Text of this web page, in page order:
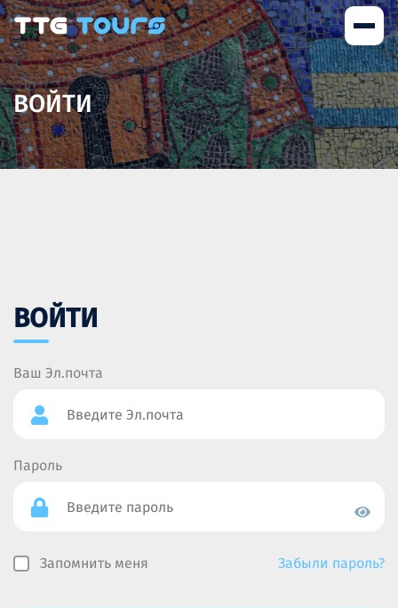
ВОЙТИ
ВОЙТИ
Ваш Эл.почта
Пароль
Запомнить меня Забыли пароль?